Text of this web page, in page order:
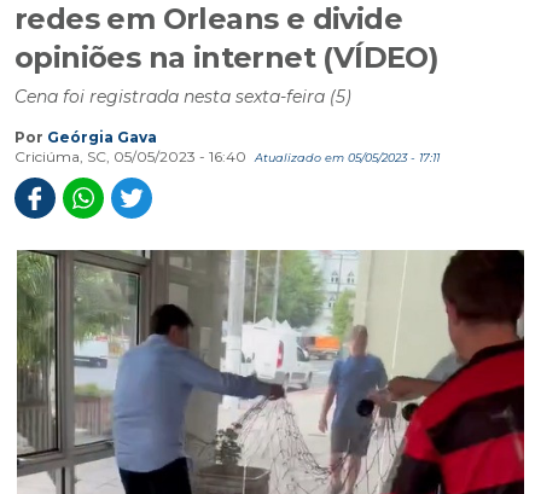
redes em Orleans e divide
opiniões na internet (VÍDEO)
Cena foi registrada nesta sexta-feira (5)
Por Geórgia Gava
Criciúma, SC, 05/05/2023 - 16:40
Atualizado em 05/05/2023 - 17:11